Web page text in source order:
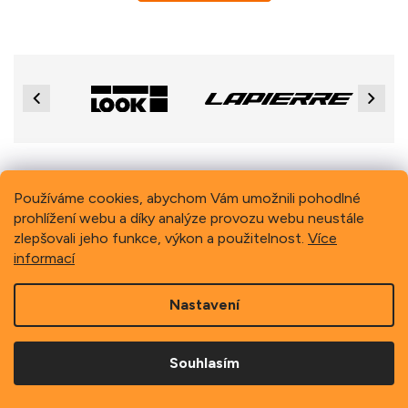
Používáme cookies, abychom Vám umožnili pohodlné
prohlížení webu a díky analýze provozu webu neustále
zlepšovali jeho funkce, výkon a použitelnost. Více
informací
Nastavení
Souhlasím
Previous Next
Z
Copyright 2026Schindler, spol. s r.o.. Všechna práva
vyhrazena.